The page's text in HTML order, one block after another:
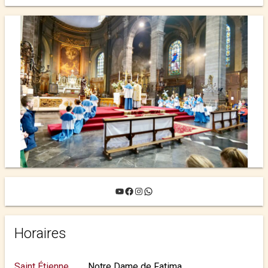
YouTube
Facebook
Instagram
WhatsApp
Horaires